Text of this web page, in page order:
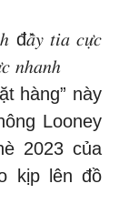
đ𝑎̂̀𝑦 𝑡𝑖𝑎 𝑐𝑢̛̣𝑐
𝑛ℎ𝑎𝑛ℎ
hàng” này
Looney
2023 của
kịp lên đồ